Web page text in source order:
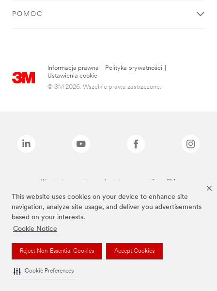
This website uses cookies on your device to enhance site
navigation, analyze site usage, and deliver you advertisements
based on your interests.
Cookie Notice
Reject Non-Essential Cookies Accept Cookies
Cookie Preferences
POMOC
Informacja prawna Polityka prywatności
Ustawienia cookie
© 3M 2026. Wszelkie prawa zastrzeżone.
Wymienione marki są znakami towarowymi firmy 3M.